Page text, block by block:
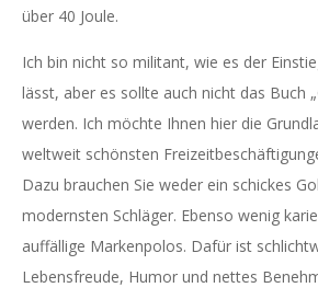
über 40 Joule.
Ich bin nicht so militant, wie es der
lässt, aber es sollte auch nicht das Buch
werden. Ich möchte Ihnen hier die
weltweit schönsten
Dazu brauchen Sie weder ein schickes
modernsten Schläger. Ebenso wenig
auffällige Markenpolos. Dafür ist
Lebensfreude, Humor und nettes